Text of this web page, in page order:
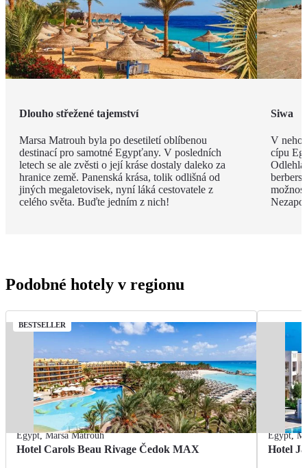
Dlouho střežené tajemství
Marsa Matrouh byla po desetiletí oblíbenou
destinací pro samotné Egypťany. V posledních
letech se ale zvěsti o její kráse dostaly daleko za
hranice země. Panenská krása, tolik odlišná od
jiných megaletovisek, nyní láká cestovatele z
celého světa. Buďte jedním z nich!
Siwa
V
cípu
Odlehlá
Podobné hotely v regionu
BESTSELLER
Egypt,Marsa Matrouh
Hotel Carols Beau Rivage Čedok MAX
Egypt,
Hotel